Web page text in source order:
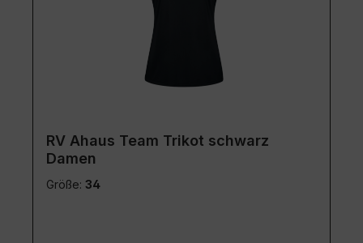
RV Ahaus Team Trikot schwarz
Damen
Größe: 34